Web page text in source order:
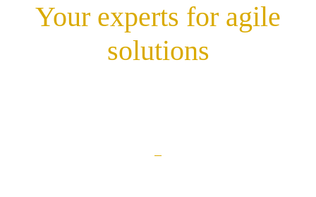
Your experts for agile
solutions